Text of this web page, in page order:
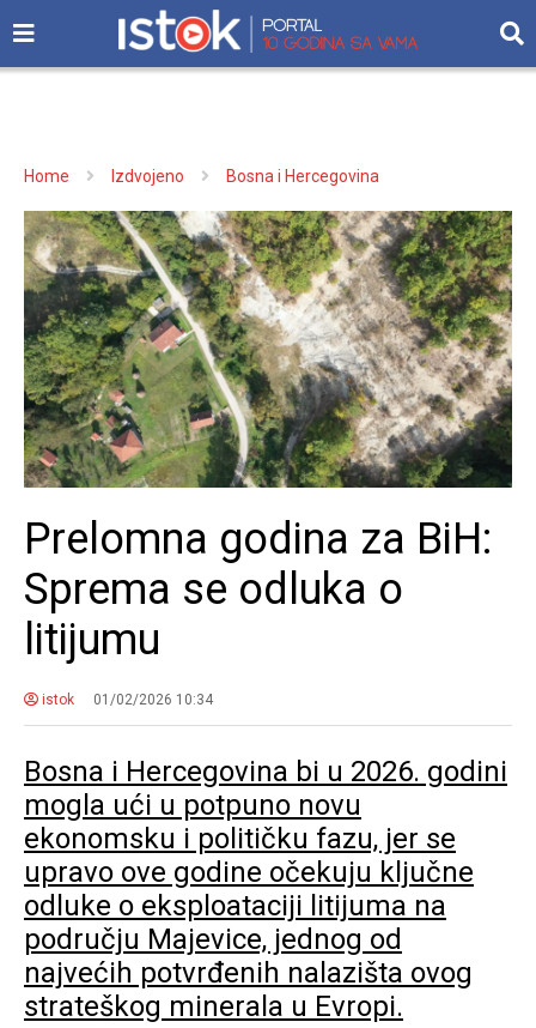
Home Izdvojeno Bosna i Hercegovina
Prelomna godina za BiH:
Sprema se odluka o
litijumu
istok 01/02/2026 10:34
Bosna i Hercegovina bi u 2026. godini
mogla ući u potpuno novu
ekonomsku i političku fazu, jer se
upravo ove godine očekuju ključne
odluke o eksploataciji litijuma na
području Majevice, jednog od
najvećih potvrđenih nalazišta ovog
strateškog minerala u Evropi.